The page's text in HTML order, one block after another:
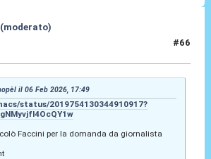
#66
il 06 Feb 2026, 17:49
status/2019754130344910917?
Faccini per la domanda da giornalista